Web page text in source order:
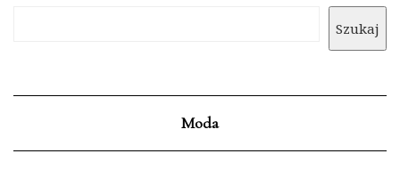
Szukaj
Moda